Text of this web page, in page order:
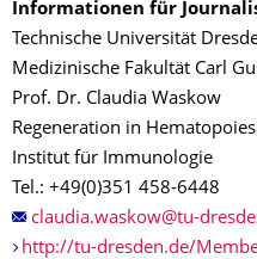
Informationen für
Technische Universität
Medizinische Fakultät Carl
Prof. Dr. Claudia Waskow
Regeneration in
Institut für Immunologie
Tel.: +49(0)351 458-6448
http://tu-dresden.de/